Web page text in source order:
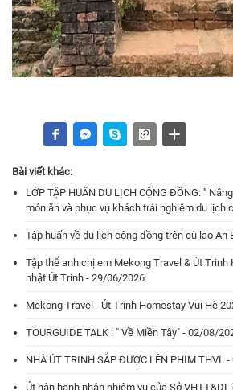
Bài viết khác:
LỚP TẬP HUẤN DU LỊCH CỘNG ĐỒNG: "
món ăn và phục vụ khách trải nghiệm du lịch
Tập huấn về du lịch cộng đồng trên cù lao An
Tập thể anh chị em Mekong Travel & Út
nhật Út Trinh - 29/06/2026
Mekong Travel - Út Trinh Homestay Vui Hè
TOURGUIDE TALK : " Về Miền Tây" - 02/08/
NHÀ ÚT TRINH SẮP ĐƯỢC LÊN PHIM THVL
Út hân hạnh nhận nhiệm vụ của Sở